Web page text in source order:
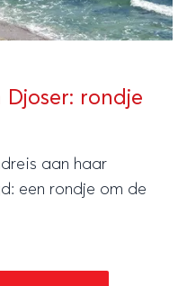
rondje
aan haar
een rondje om de